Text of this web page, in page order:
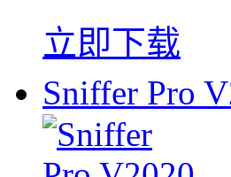
立即下载
Sniffer Pro